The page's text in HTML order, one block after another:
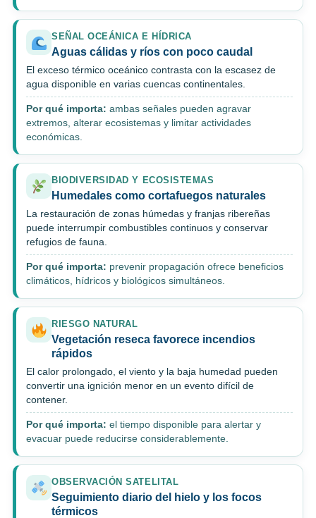
SEÑAL OCEÁNICA E HÍDRICA
Aguas cálidas y ríos con poco caudal
El exceso térmico oceánico contrasta con la escasez de
agua disponible en varias cuencas continentales.
Por qué importa: ambas señales pueden agravar
extremos, alterar ecosistemas y limitar actividades
económicas.
BIODIVERSIDAD Y ECOSISTEMAS
Humedales como cortafuegos naturales
La restauración de zonas húmedas y franjas ribereñas
puede interrumpir combustibles continuos y conservar
refugios de fauna.
Por qué importa: prevenir propagación ofrece beneficios
climáticos, hídricos y biológicos simultáneos.
RIESGO NATURAL
Vegetación reseca favorece incendios
rápidos
El calor prolongado, el viento y la baja humedad pueden
convertir una ignición menor en un evento difícil de
contener.
Por qué importa: el tiempo disponible para alertar y
evacuar puede reducirse considerablemente.
OBSERVACIÓN SATELITAL
Seguimiento diario del hielo y los focos
térmicos